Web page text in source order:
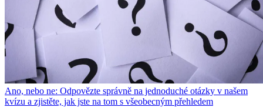
Ano, nebo ne: Odpovězte správně na jednoduché otázky v našem
kvízu a zjistěte, jak jste na tom s všeobecným přehledem